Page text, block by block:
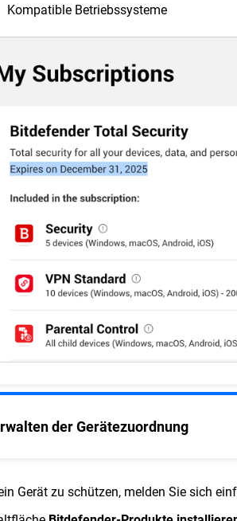
Kompatible Betriebssysteme
der Gerätezuordnung
Gerät zu schützen, melden Sie sich